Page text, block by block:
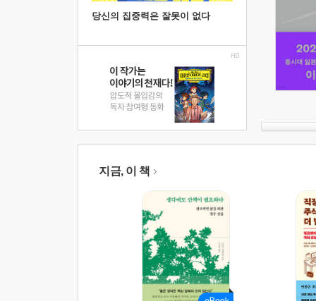
당신의 집중력은 잘못이 없다
지금, 이 책